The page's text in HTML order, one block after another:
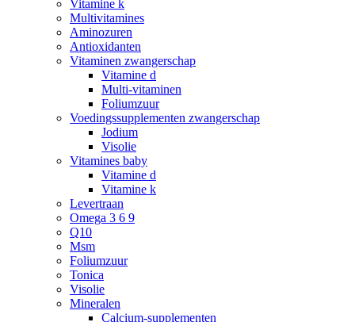
Vitamine k
Multivitamines
Aminozuren
Antioxidanten
Vitaminen zwangerschap
Vitamine d
Multi-vitaminen
Foliumzuur
Voedingssupplementen zwangerschap
Jodium
Visolie
Vitamines baby
Vitamine d
Vitamine k
Levertraan
Omega 3 6 9
Q10
Msm
Foliumzuur
Tonica
Visolie
Mineralen
Calcium-supplementen